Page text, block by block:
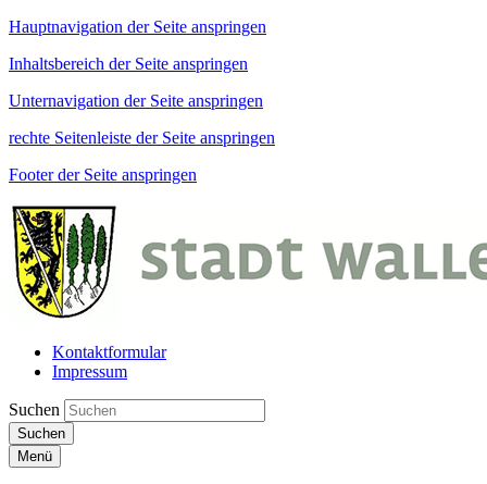
Hauptnavigation der Seite anspringen
Inhaltsbereich der Seite anspringen
Unternavigation der Seite anspringen
rechte Seitenleiste der Seite anspringen
Footer der Seite anspringen
Kontaktformular
Impressum
Suchen
Suchen
Menü